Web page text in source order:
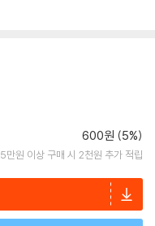
600원 (5%)
5만원 이상 구매 시 2천원 추가 적립